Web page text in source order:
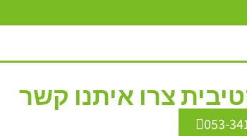
צרו איתנו קשר
053-